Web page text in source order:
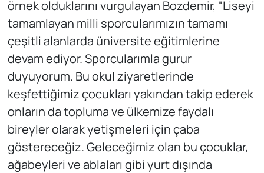
örnek olduklarını vurgulayan Bozdemir, "Liseyi
tamamlayan milli sporcularımızın tamamı
çeşitli alanlarda üniversite eğitimlerine
devam ediyor. Sporcularımla gurur
duyuyorum. Bu okul ziyaretlerinde
keşfettiğimiz çocukları yakından takip ederek
onların da topluma ve ülkemize faydalı
bireyler olarak yetişmeleri için çaba
göstereceğiz. Geleceğimiz olan bu çocuklar,
ağabeyleri ve ablaları gibi yurt dışında